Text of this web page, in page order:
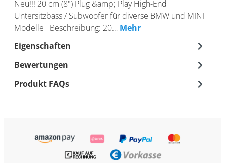
Neu!!! 20 cm (8") Plug &amp; Play High-End
Untersitzbass / Subwoofer für diverse BMW und MINI
Modelle Beschreibung: 20… Mehr
Eigenschaften
Bewertungen
Produkt FAQs